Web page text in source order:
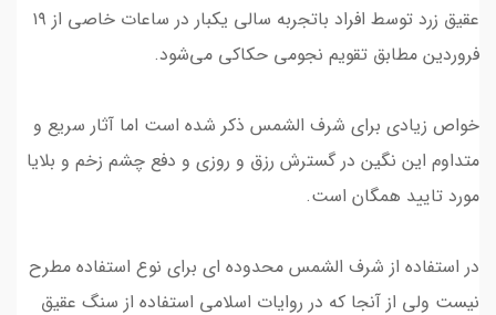
عقیق زرد توسط افراد باتجربه سالی یکبار در ساعات خاصی از ۱۹
فروردین مطابق تقویم‌ نجومی حکاکی می‌شود.
خواص زیادی برای شرف الشمس ذکر شده است اما آثار سریع و
متداوم این نگین در گسترش رزق و روزی و دفع چشم زخم و بلایا
مورد تایید همگان است.
در استفاده از شرف الشمس محدوده ای برای نوع استفاده مطرح
نیست ولی از آنجا که در روایات اسلامی استفاده از سنگ عقیق